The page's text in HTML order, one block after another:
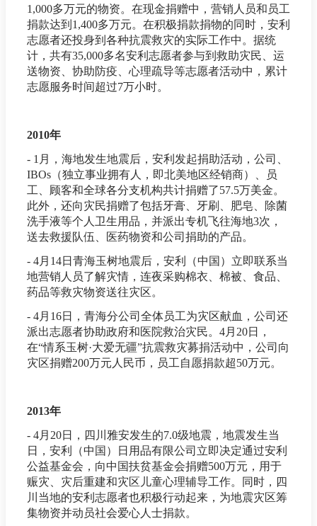
1,000多万元的物资。在现金捐赠中，营销人员和员工
捐款达到1,400多万元。在积极捐款捐物的同时，安利
志愿者还投身到各种抗震救灾的实际工作中。据统
计，共有35,000多名安利志愿者参与到救助灾民、运
送物资、协助防疫、心理疏导等志愿者活动中，累计
志愿服务时间超过7万小时。
2010年
- 1月，海地发生地震后，安利发起捐助活动，公司、
IBOs（独立事业拥有人，即北美地区经销商）、员
工、顾客和全球各分支机构共计捐赠了57.5万美金。
此外，还向灾民捐赠了包括牙膏、牙刷、肥皂、除菌
洗手液等个人卫生用品，并派出专机飞往海地3次，
送去救援队伍、医药物资和公司捐助的产品。
- 4月14日青海玉树地震后，安利（中国）立即联系当
地营销人员了解灾情，连夜采购棉衣、棉被、食品、
药品等救灾物资送往灾区。
- 4月16日，青海分公司全体员工为灾区献血，公司还
派出志愿者协助政府和医院救治灾民。4月20日，
在“情系玉树·大爱无疆”抗震救灾募捐活动中，公司向
灾区捐赠200万元人民币，员工自愿捐款超50万元。
2013年
- 4月20日，四川雅安发生的7.0级地震，地震发生当
日，安利（中国）日用品有限公司立即决定通过安利
公益基金会，向中国扶贫基金会捐赠500万元，用于
赈灾、灾后重建和灾区儿童心理辅导工作。同时，四
川当地的安利志愿者也积极行动起来，为地震灾区筹
集物资并动员社会爱心人士捐款。